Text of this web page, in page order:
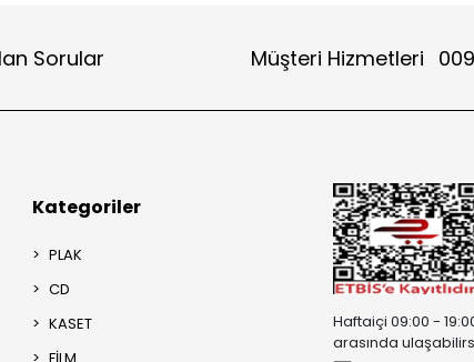
Sorular Müşteri Hizmetleri
Kategoriler
PLAK
CD
KASET
Haftaiçi 09:00 -
arasında